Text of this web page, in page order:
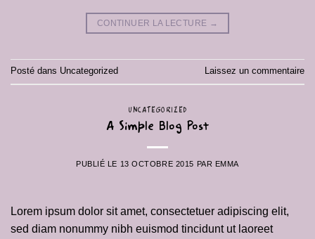
CONTINUER LA LECTURE →
Posté dans Uncategorized Laissez un commentaire
UNCATEGORIZED
A Simple Blog Post
PUBLIÉ LE 13 OCTOBRE 2015 PAR EMMA
Lorem ipsum dolor sit amet, consectetuer adipiscing elit,
sed diam nonummy nibh euismod tincidunt ut laoreet